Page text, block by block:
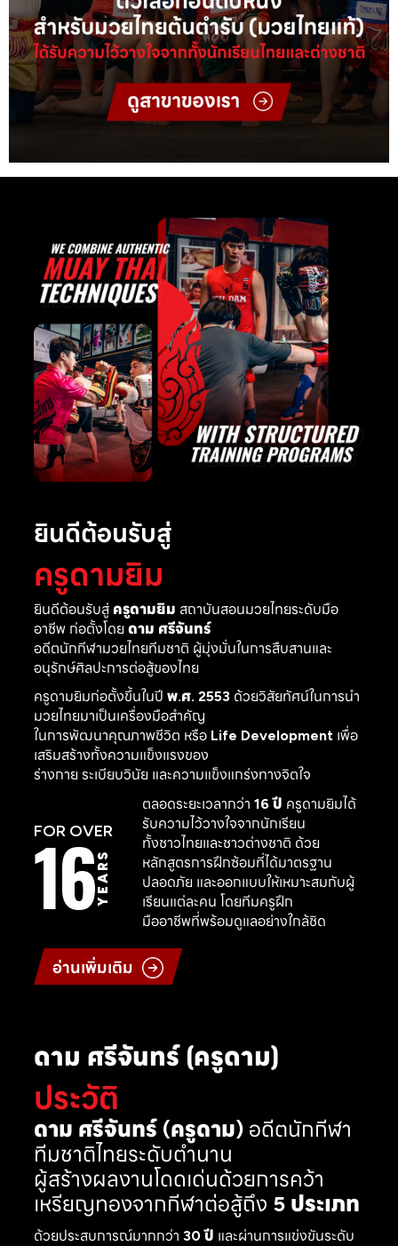
ยินดีต้อนรับสู่
ครูดามยิม
ยินดีต้อนรับสู่ ครูดามยิม สถาบันสอนมวยไทยระดับมือ
อาชีพ ก่อตั้งโดย ดาม ศรีจันทร์
อดีตนักกีฬามวยไทยทีมชาติ ผู้มุ่งมั่นในการสืบสานและ
อนุรักษ์ศิลปะการต่อสู้ของไทย
ครูดามยิมก่อตั้งขึ้นในปี พ.ศ. 2553ด้วยวิสัยทัศน์ในการนำ
มวยไทยมาเป็นเครื่องมือสำคัญ
ในการพัฒนาคุณภาพชีวิต หรือ Life Developmentเพื่อ
เสริมสร้างทั้งความแข็งแรงของ
ร่างกาย ระเบียบวินัย และความแข็งแกร่งทางจิตใจ
FOR OVER
16YEARS
ตลอดระยะเวลากว่า 16 ปี ครูดามยิมได้
รับความไว้วางใจจากนักเรียน
ทั้งชาวไทยและชาวต่างชาติ ด้วย
หลักสูตรการฝึกซ้อมที่ได้มาตรฐาน
ปลอดภัย และออกแบบให้เหมาะสมกับผู้
เรียนแต่ละคน โดยทีมครูฝึก
มืออาชีพที่พร้อมดูแลอย่างใกล้ชิด
อ่านเพิ่มเติม
ดาม ศรีจันทร์ (ครูดาม)
ประวัติ
ดาม ศรีจันทร์ (ครูดาม)อดีตนักกีฬา
ทีมชาติไทยระดับตำนาน
ผู้สร้างผลงานโดดเด่นด้วยการคว้า
เหรียญทองจากกีฬาต่อสู้ถึง 5 ประเภท
ด้วยประสบการณ์มากกว่า 30 ปี และผ่านการแข่งขันระดับ